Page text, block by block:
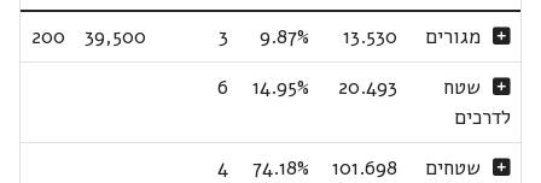
מגורים
13.530
9.87%
3
39,500
200
שטח
לדרכים
20.493
14.95%
6
שטחים
101.698
74.18%
4